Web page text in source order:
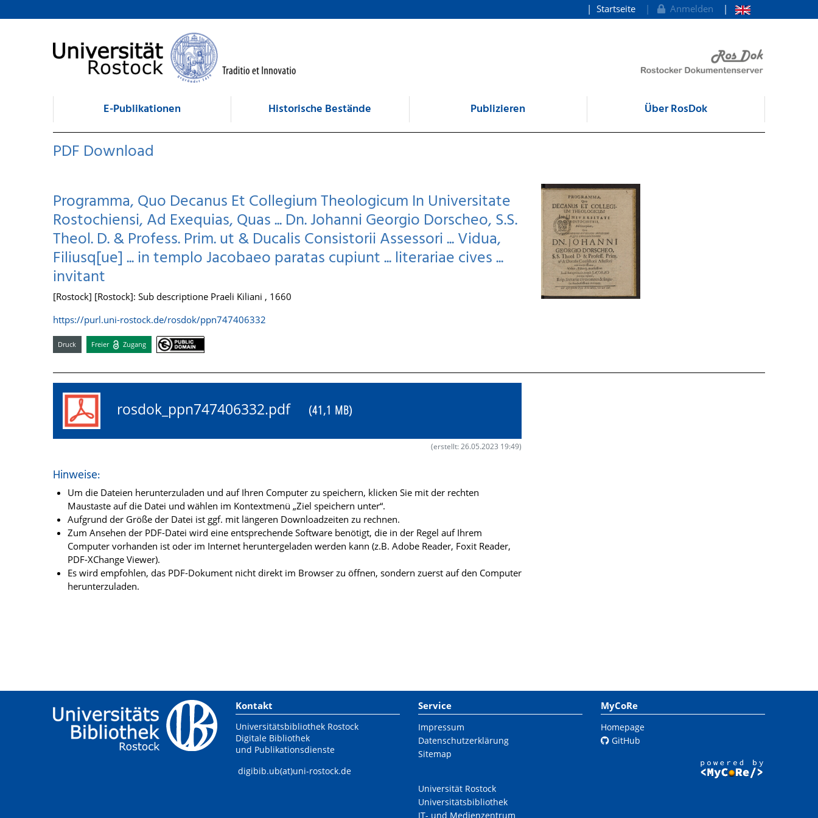
zum Inhalt
Startseite Anmelden
E-Publikationen Historische Bestände Publizieren Über RosDok
PDF Download
Programma, Quo Decanus Et Collegium Theologicum In Universitate
Rostochiensi, Ad Exequias, Quas ... Dn. Johanni Georgio Dorscheo, S.S.
Theol. D. & Profess. Prim. ut & Ducalis Consistorii Assessori ... Vidua,
Filiusq[ue] ... in templo Jacobaeo paratas cupiunt ... literariae cives ...
invitant
[Rostock] [Rostock]: Sub descriptione Praeli Kiliani , 1660
https://purl.uni-rostock.de/rosdok/ppn747406332
Druck Freier Zugang
rosdok_ppn747406332.pdf (41,1 MB)
(erstellt: 26.05.2023 19:49)
Hinweise:
Um die Dateien herunterzuladen und auf Ihren Computer zu speichern, klicken Sie mit der rechten
Maustaste auf die Datei und wählen im Kontextmenü „Ziel speichern unter“.
Aufgrund der Größe der Datei ist ggf. mit längeren Downloadzeiten zu rechnen.
Zum Ansehen der PDF-Datei wird eine entsprechende Software benötigt, die in der Regel auf Ihrem
Computer vorhanden ist oder im Internet heruntergeladen werden kann (z.B. Adobe Reader, Foxit Reader,
PDF-XChange Viewer).
Es wird empfohlen, das PDF-Dokument nicht direkt im Browser zu öffnen, sondern zuerst auf den Computer
herunterzuladen.
Kontakt
Universitätsbibliothek Rostock
Digitale Bibliothek
und Publikationsdienste
digibib.ub(at)uni-rostock.de
Service
Impressum
Datenschutzerklärung
Sitemap
Universität Rostock
Universitätsbibliothek
IT- und Medienzentrum
MyCoRe
Homepage
GitHub